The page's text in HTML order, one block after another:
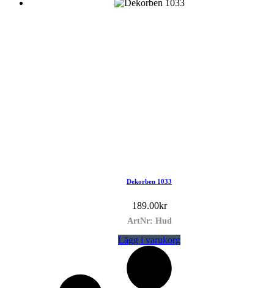
Dekorben 1033
189.00kr
ArtNr: Hud
Lägg i varukorg